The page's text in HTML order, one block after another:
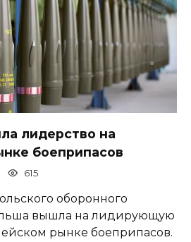
лидерство на
боеприпасов
615
оборонного
вышла на лидирующую
рынке боеприпасов.